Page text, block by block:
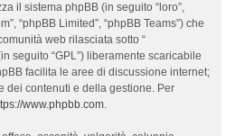
il sistema phpBB (in seguito “loro”,
“phpBB Limited”, “phpBB Teams”) che
web rilasciata sotto “
seguito “GPL”) liberamente scaricabile
facilita le aree di discussione internet;
dei contenuti e della gestione. Per
www.phpbb.com.